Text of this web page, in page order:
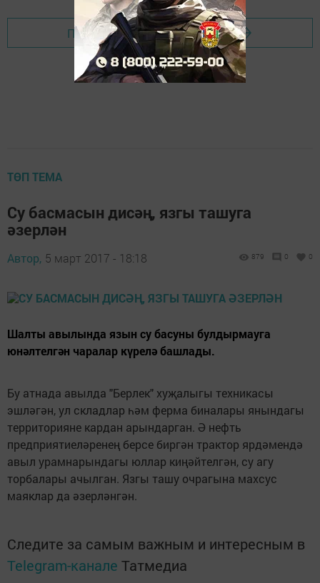
Перейти на страницу новости
ТӨП ТЕМА
Су басмасын дисәң, язгы ташуга
әзерлән
Автор, 5 март 2017 - 18:18 879 0 0
Шалты авылында язын су басуны булдырмауга
юнәлтелгән чаралар күрелә башлады.
Бу атнада авылда "Берлек" хуҗалыгы техникасы
эшләгән, ул складлар һәм ферма биналары янындагы
территорияне кардан арындарган. Ә нефть
предприятиеләренең берсе биргән трактор ярдәмендә
авыл урамнарындагы юллар киңәйтелгән, су агу
торбалары ачылган. Язгы ташу очрагына махсус
маяклар да әзерләнгән.
Следите за самым важным и интересным в
Telegram-канале Татмедиа